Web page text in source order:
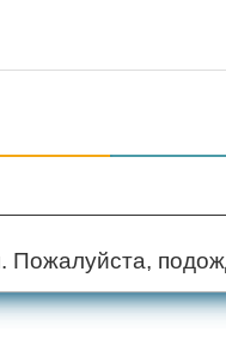
Пожалуйста,